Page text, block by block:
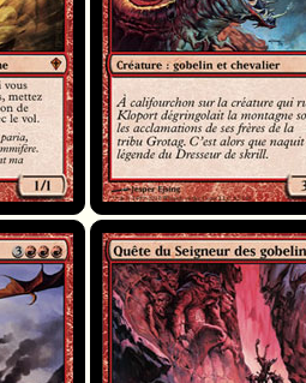
Quête du Seigneur des gobelins